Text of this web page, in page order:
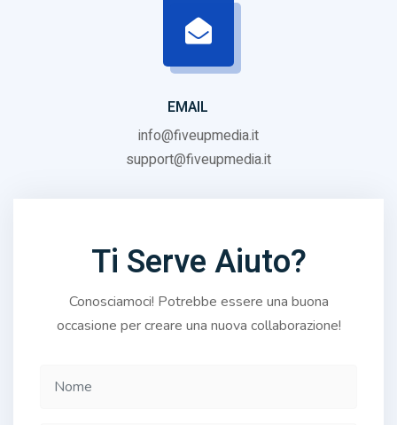
EMAIL
info@fiveupmedia.it
support@fiveupmedia.it
Ti Serve Aiuto?
Conosciamoci! Potrebbe essere una buona
occasione per creare una nuova collaborazione!